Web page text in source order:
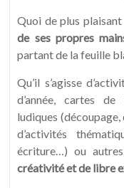
Quoi de plus
de ses propres
partant de la feuille
Qu’il s’agisse
d’année, cartes de
ludiques
d’activités
écriture…) ou
créativité et de libre